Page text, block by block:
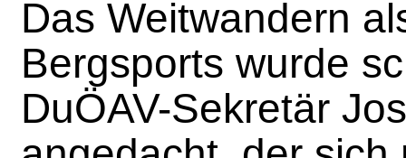
Das Weitwandern
Bergsports wurde
DuÖAV-Sekretär